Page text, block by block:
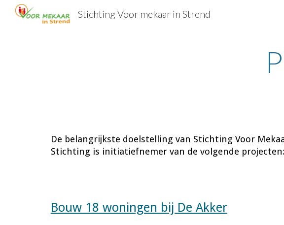
Stichting Voor mekaar in Strend
De belangrijkste doelstelling van Stichting Voor
Stichting is initiatiefnemer van de volgende projecten:
Bouw 18 woningen bij De Akker